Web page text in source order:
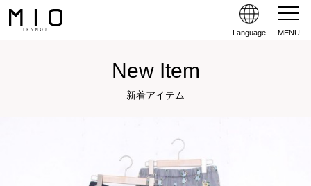
Language MENU
New Item
新着アイテム